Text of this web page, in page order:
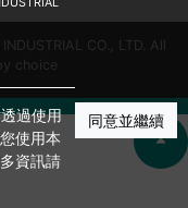
CO., LTD. All
choice
過使用
使用本
資訊請
同意並繼續